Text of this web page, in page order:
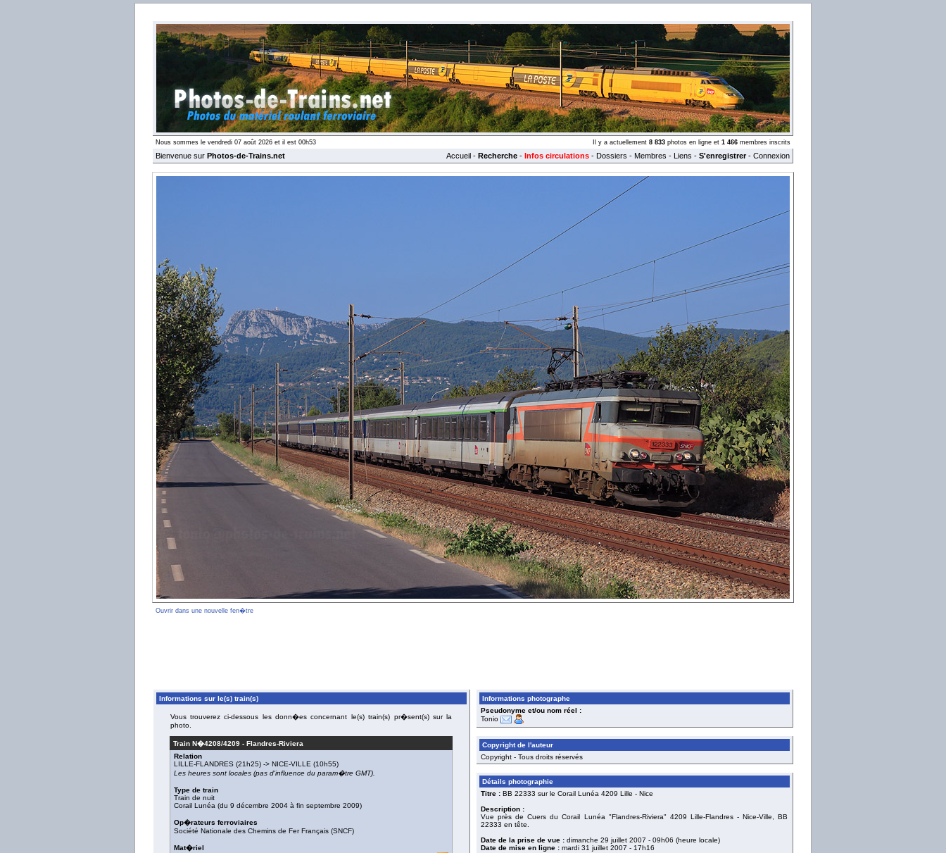
Nous sommes le vendredi 07 août 2026 et il est 00h53 Il y a actuellement 8 833 photos en ligne et 1 466 membres inscrits
Bienvenue sur Photos-de-Trains.net Accueil - Recherche - Infos circulations - Dossiers - Membres - Liens - S'enregistrer- Connexion
Ouvrir dans une nouvelle fen�tre
Informations sur le(s) train(s)
Vous trouverez ci-dessous les donn�es concernant le(s) train(s) pr�sent(s) sur la
photo.
Train N�4208/4209 - Flandres-Riviera
Relation
LILLE-FLANDRES (21h25) -> NICE-VILLE (10h55)
Les heures sont locales (pas d'influence du param�tre GMT).
Type de train
Train de nuit
Corail Lunéa (du 9 décembre 2004 à fin septembre 2009)
Op�rateurs ferroviaires
Société Nationale des Chemins de Fer Français (SNCF)
Mat�riel
Informations photographe
Pseudonyme et/ou nom réel :
Tonio
Copyright de l'auteur
Copyright - Tous droits réservés
Détails photographie
Titre :BB 22333 sur le Corail Lunéa 4209 Lille - Nice
Description :
Vue près de Cuers du Corail Lunéa "Flandres-Riviera" 4209 Lille-Flandres - Nice-Ville, BB
22333 en tête.
Date de la prise de vue : dimanche 29 juillet 2007 - 09h06 (heure locale)
Date de mise en ligne : mardi 31 juillet 2007 - 17h16